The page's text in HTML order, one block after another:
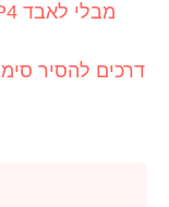
11 דרכים להסיר